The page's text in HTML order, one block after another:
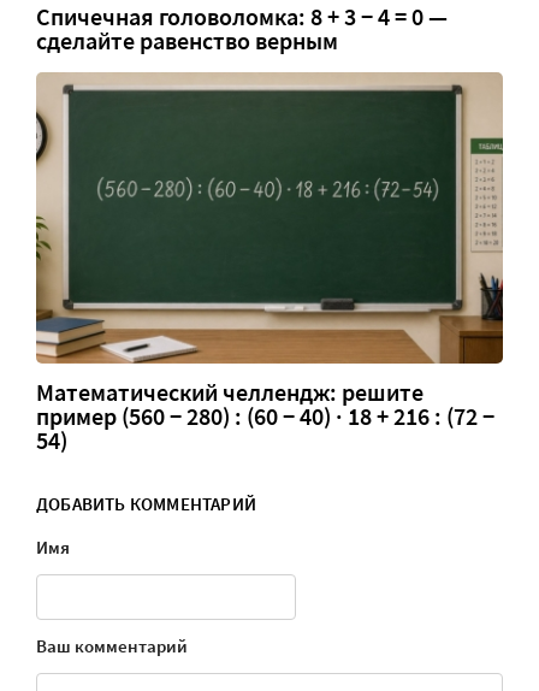
Спичечная головоломка: 8 + 3 − 4 = 0 —
сделайте равенство верным
Математический челлендж: решите
пример (560 − 280) : (60 − 40) · 18 + 216 : (72 −
54)
ДОБАВИТЬ КОММЕНТАРИЙ
Имя
Ваш комментарий